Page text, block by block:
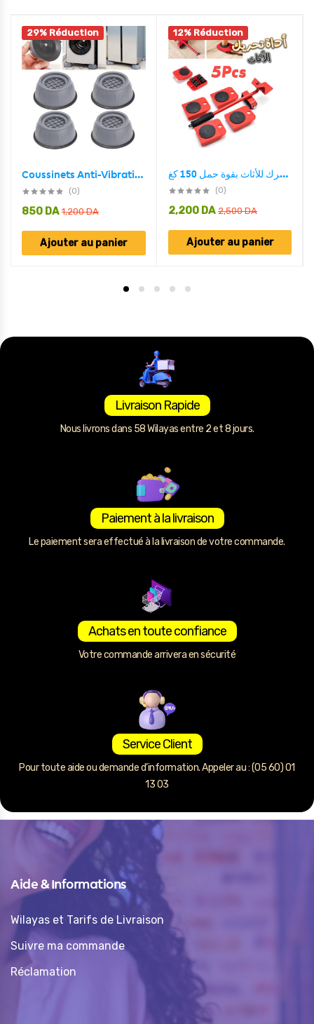
29% Réduction
Coussinets Anti-Vibration 4 pcs pour Machine à laver
(0)
1,200DA
850 DA
Ajouter au panier
12% Réduction
طقم 5 قطع ناقل ومحرك للأثاث بقوة حمل 150 كغ
(0)
2,500DA
2,200 DA
Ajouter au panier
Livraison Rapide
Nous livrons dans 58 Wilayas entre 2 et 8 jours.
Paiement à la livraison
Le paiement sera effectué à la livraison de votre commande.
Achats en toute confiance
Votre commande arrivera en sécurité
Service Client
Pour toute aide ou demande d’information. Appeler au : (05 60) 01
13 03
Aide & Informations
Wilayas et Tarifs de Livraison
Suivre ma commande
Réclamation